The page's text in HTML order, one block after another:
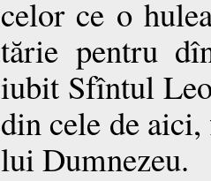
celor ce o
tărie pentru
iubit Sfîntul
din cele de
lui Dumnezeu.